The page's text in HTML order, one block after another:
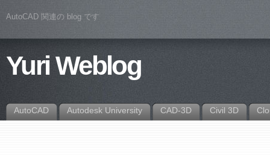
AutoCAD 関連の blog です
Yuri Weblog
AutoCAD Autodesk University CAD-3D Civil 3D